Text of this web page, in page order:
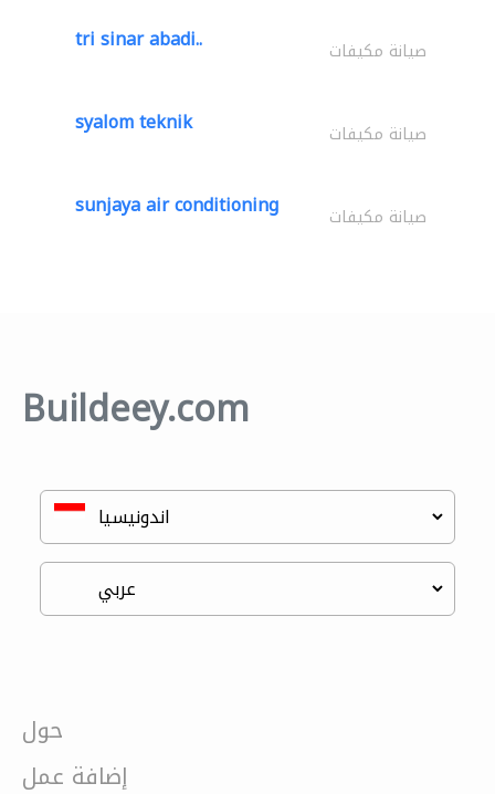
tri sinar abadi.. صيانة مكيفات
syalom teknik صيانة مكيفات
sunjaya air conditioning صيانة مكيفات
Buildeey.com
حول
إضافة عمل